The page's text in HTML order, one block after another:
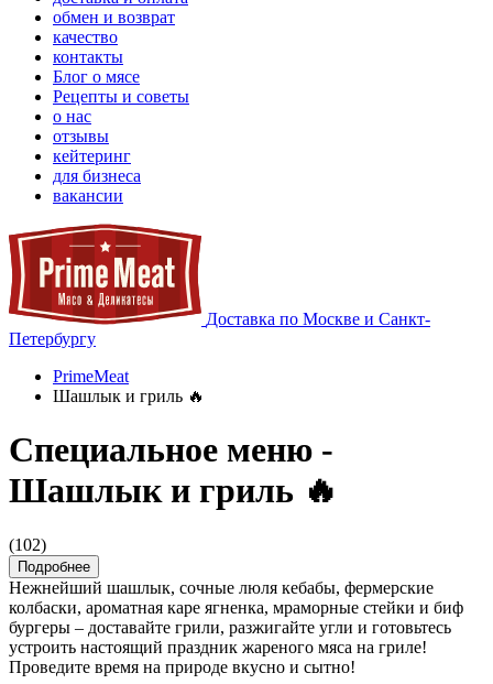
обмен и возврат
качество
контакты
Блог о мясе
Рецепты и советы
о нас
отзывы
кейтеринг
для бизнеса
вакансии
Доставка по Москве и Санкт-
Петербургу
PrimeMeat
Шашлык и гриль 🔥
Специальное меню -
Шашлык и гриль 🔥
(102)
Подробнее
Нежнейший шашлык, сочные люля кебабы, фермерские
колбаски, ароматная каре ягненка, мраморные стейки и биф
бургеры – доставайте грили, разжигайте угли и готовьтесь
устроить настоящий праздник жареного мяса на гриле!
Проведите время на природе вкусно и сытно!